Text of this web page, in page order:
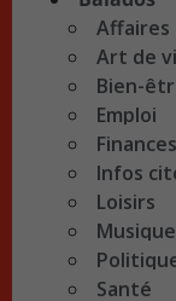
Affaires
Art de
Bien-
Emploi
Finances
Infos
Loisirs
Musique
Santé